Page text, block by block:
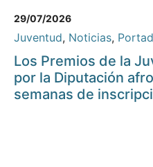
29/07/2026
Juventud, Noticias,
Los Premios de la
por la Diputación
semanas de